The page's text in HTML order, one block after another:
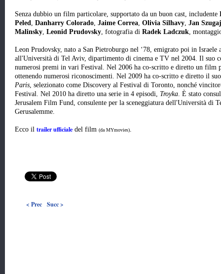
Senza dubbio un film particolare, supportato da un buon cast, includente
Peled, Danharry Colorado, Jaime Correa, Olivia Silhavy, Jan
Malinsky, Leonid Prudovsky, fotografia di Radek Ladczuk,
Leon Prudovsky, nato a San Pietroburgo nel ‘78, emigrato poi in Israele
all'Università di Tel Aviv, dipartimento di cinema e TV nel 2004. Il suo
numerosi premi in vari Festival. Nel 2006 ha co-scritto e diretto un film
ottenendo numerosi riconoscimenti. Nel 2009 ha co-scritto e diretto il
Paris, selezionato come Discovery al Festival di Toronto, nonché
Festival. Nel 2010 ha diretto una serie in 4 episodi, Troyka. È stato
Jerusalem Film Fund, consulente per la sceneggiatura dell'Università di
Gerusalemme.
Ecco il trailer ufficiale del film (da MYmovies).
< Prec Succ >